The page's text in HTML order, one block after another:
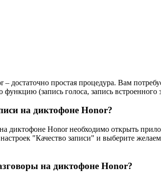
достаточно простая процедура. Вам
(запись голоса, запись встроенного
на диктофоне Honor?
на диктофоне Honor необходимо открыть
"Качество записи" и выберите
на диктофоне Honor?